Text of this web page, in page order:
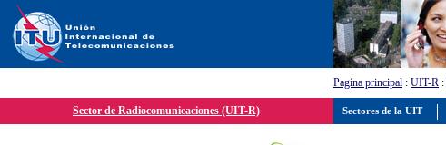
Pagína principal : UIT-R :
Sector de Radiocomunicaciones (UIT-R) Sectores de la UIT